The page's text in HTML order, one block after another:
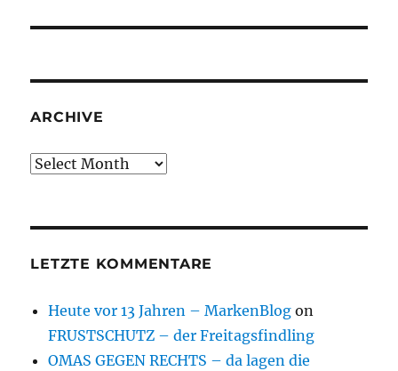
ARCHIVE
Archive
LETZTE KOMMENTARE
Heute vor 13 Jahren – MarkenBlog on
FRUSTSCHUTZ – der Freitagsfindling
OMAS GEGEN RECHTS – da lagen die